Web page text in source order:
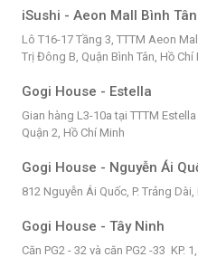
iSushi - Aeon Mall Bình Tân
Lô T16-17 Tầng 3, TTTM Aeon
Trị Đông B, Quận Bình Tân, Hồ Chí
Gogi House - Estella
Gian hàng L3-10a tại TTTM
Quận 2, Hồ Chí Minh
Gogi House - Nguyễn Ái
812 Nguyễn Ái Quốc, P. Trảng
Gogi House - Tây Ninh
Căn PG2 - 32 và căn PG2 -33 KP.